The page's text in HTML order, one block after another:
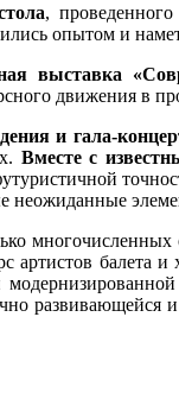
,
опытом и
выставка
движения в
и гала-
Вместе с
неожиданные
артистов